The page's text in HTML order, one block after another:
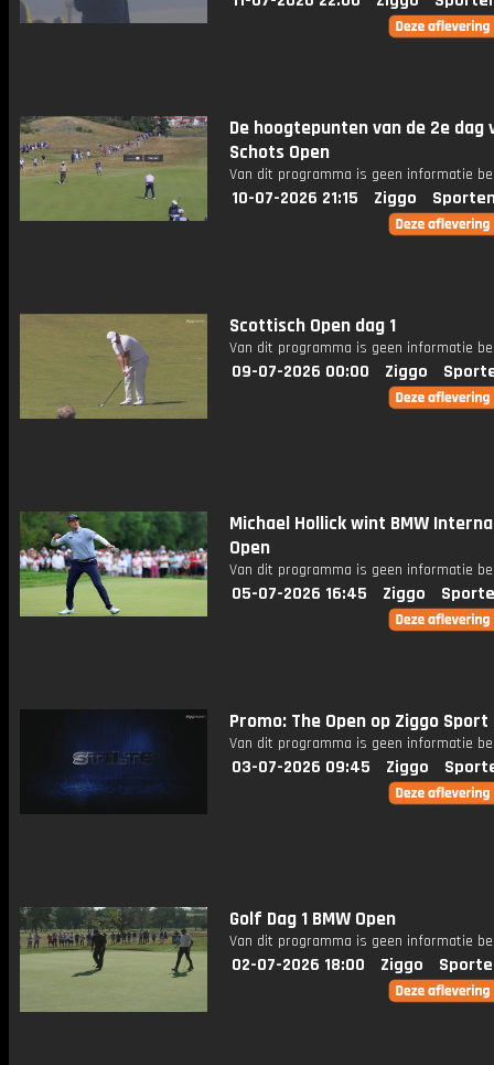
De hoogtepunten van de 2e dag
Schots Open
Van dit programma is geen informatie
10-07-2026 21:15 Ziggo
Scottisch Open dag 1
Van dit programma is geen informatie
09-07-2026 00:00 Ziggo
Michael Hollick wint BMW
Open
Van dit programma is geen informatie
05-07-2026 16:45 Ziggo
Promo: The Open op Ziggo Sport
Van dit programma is geen informatie
03-07-2026 09:45 Ziggo
Golf Dag 1 BMW Open
Van dit programma is geen informatie
02-07-2026 18:00 Ziggo